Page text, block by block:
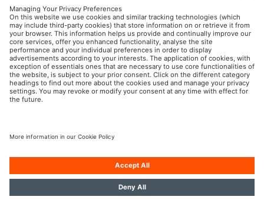
Objavte ďalšie produkty a
vybavenie pre automobily:
Pripravte sa na cestu
OSRAM na sociálnej sieti